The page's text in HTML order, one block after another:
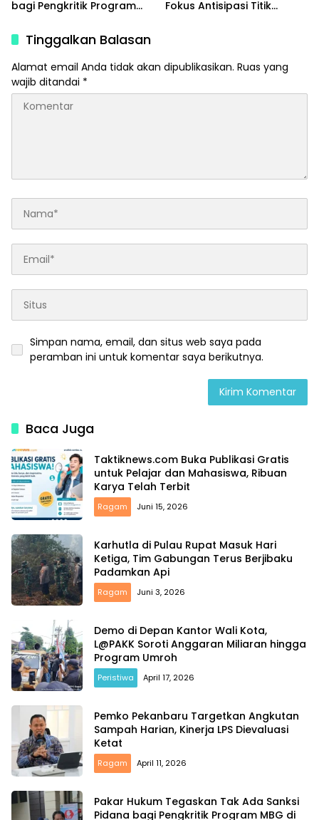
bagi Pengkritik Program
Fokus Antisipasi Titik
Tinggalkan Balasan
Alamat email Anda tidak akan dipublikasikan. Ruas yang
wajib ditandai *
Simpan nama, email, dan situs web saya pada
peramban ini untuk komentar saya berikutnya.
Baca Juga
Taktiknews.com Buka Publikasi Gratis
untuk Pelajar dan Mahasiswa, Ribuan
Karya Telah Terbit
Ragam Juni 15, 2026
Karhutla di Pulau Rupat Masuk Hari
Ketiga, Tim Gabungan Terus Berjibaku
Padamkan Api
Ragam Juni 3, 2026
Demo di Depan Kantor Wali Kota,
L@PAKK Soroti Anggaran Miliaran hingga
Program Umroh
Peristiwa April 17, 2026
Pemko Pekanbaru Targetkan Angkutan
Sampah Harian, Kinerja LPS Dievaluasi
Ketat
Ragam April 11, 2026
Pakar Hukum Tegaskan Tak Ada Sanksi
Pidana bagi Pengkritik Program MBG di